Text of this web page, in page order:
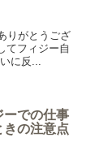
りがとうござ
てフィジー自
に反...
ーでの仕事
きの注意点